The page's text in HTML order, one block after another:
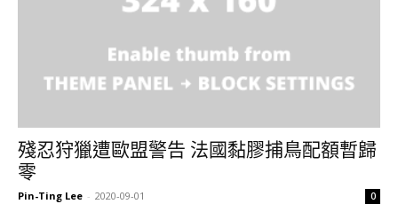
殘忍狩獵遭歐盟警告 法國黏膠捕鳥配額暫歸
零
Pin-Ting Lee - 2020-09-01 0